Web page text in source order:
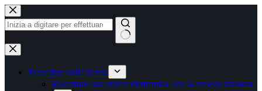
Vai
al
contenuto
Nessun
risultato
Preordine della ricetta
Riscattare una ricetta elettronica con la tessera sanitaria